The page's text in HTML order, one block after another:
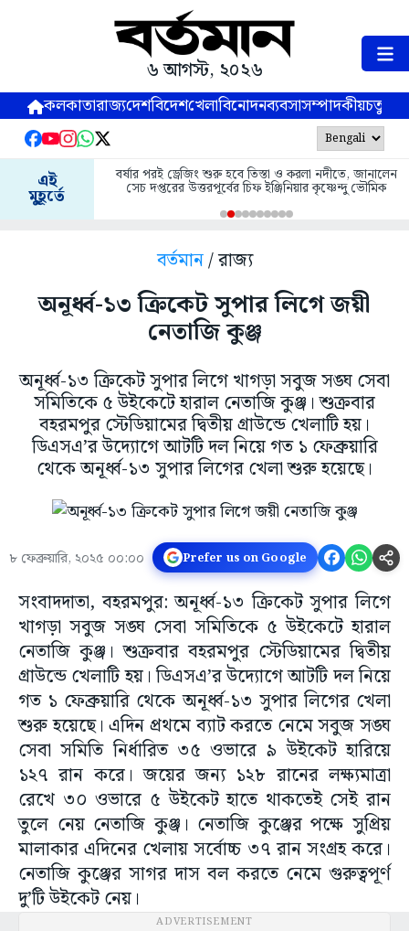
৬ আগস্ট, ২০২৬
কলকাতারাজ্যদেশবিদেশখেলাবিনোদনব্যবসাসম্পাদকীয়
এই
মুহূর্তে
বর্ষার পরই ড্রেজিং শুরু হবে তিস্তা ও করলা নদীতে, জানালেন
সেচ দপ্তরের উত্তরপূর্বের চিফ ইঞ্জিনিয়ার কৃষ্ণেন্দু ভৌমিক
বর্তমান/ রাজ্য
অনূর্ধ্ব-১৩ ক্রিকেট সুপার লিগে জয়ী
নেতাজি কুঞ্জ
অনূর্ধ্ব-১৩ ক্রিকেট সুপার লিগে খাগড়া সবুজ সঙ্ঘ সেবা
সমিতিকে ৫ উইকেটে হারাল নেতাজি কুঞ্জ। শুক্রবার
বহরমপুর স্টেডিয়ামের দ্বিতীয় গ্রাউন্ডে খেলাটি হয়।
ডিএসএ’র উদ্যোগে আটটি দল নিয়ে গত ১ ফেব্রুয়ারি
থেকে অনূর্ধ্ব-১৩ সুপার লিগের খেলা শুরু হয়েছে।
৮ ফেব্রুয়ারি, ২০২৫ ০০:০০ Prefer us on Google
সংবাদদাতা, বহরমপুর: অনূর্ধ্ব-১৩ ক্রিকেট সুপার লিগে
খাগড়া সবুজ সঙ্ঘ সেবা সমিতিকে ৫ উইকেটে হারাল
নেতাজি কুঞ্জ। শুক্রবার বহরমপুর স্টেডিয়ামের দ্বিতীয়
গ্রাউন্ডে খেলাটি হয়। ডিএসএ’র উদ্যোগে আটটি দল নিয়ে
গত ১ ফেব্রুয়ারি থেকে অনূর্ধ্ব-১৩ সুপার লিগের খেলা
শুরু হয়েছে। এদিন প্রথমে ব্যাট করতে নেমে সবুজ সঙ্ঘ
সেবা সমিতি নির্ধারিত ৩৫ ওভারে ৯ উইকেট হারিয়ে
১২৭ রান করে। জয়ের জন্য ১২৮ রানের লক্ষ্যমাত্রা
রেখে ৩০ ওভারে ৫ উইকেট হাতে থাকতেই সেই রান
তুলে নেয় নেতাজি কুঞ্জ। নেতাজি কুঞ্জের পক্ষে সুপ্রিয়
মালাকার এদিনের খেলায় সর্বোচ্চ ৩৭ রান সংগ্রহ করে।
নেতাজি কুঞ্জের সাগর দাস বল করতে নেমে গুরুত্বপূর্ণ
দু’টি উইকেট নেয়।
ADVERTISEMENT